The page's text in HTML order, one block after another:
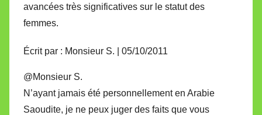
avancées très significatives sur le statut des
femmes.
Écrit par : Monsieur S. | 05/10/2011
@Monsieur S.
N’ayant jamais été personnellement en Arabie
Saoudite, je ne peux juger des faits que vous